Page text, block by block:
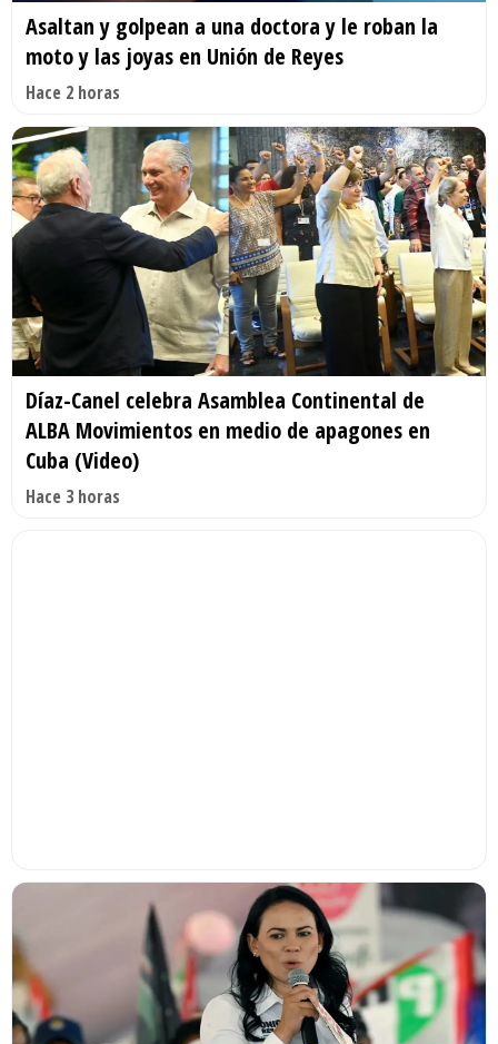
Asaltan y golpean a una doctora y le roban la
moto y las joyas en Unión de Reyes
Hace 2 horas
Díaz-Canel celebra Asamblea Continental de
ALBA Movimientos en medio de apagones en
Cuba (Video)
Hace 3 horas